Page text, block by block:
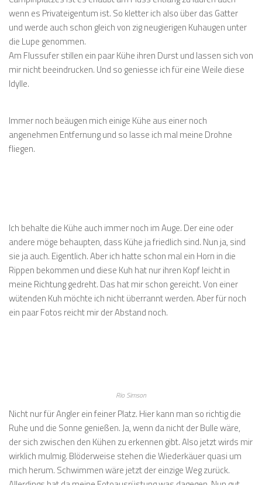
wenn es Privateigentum ist. So kletter ich also über das Gatter
und werde auch schon gleich von zig neugierigen Kuhaugen unter
die Lupe genommen.
Am Flussufer stillen ein paar Kühe ihren Durst und lassen sich von
mir nicht beeindrucken. Und so geniesse ich für eine Weile diese
Idylle.
Immer noch beäugen mich einige Kühe aus einer noch
angenehmen Entfernung und so lasse ich mal meine Drohne
fliegen.
Ich behalte die Kühe auch immer noch im Auge. Der eine oder
andere möge behaupten, dass Kühe ja friedlich sind. Nun ja, sind
sie ja auch. Eigentlich. Aber ich hatte schon mal ein Horn in die
Rippen bekommen und diese Kuh hat nur ihren Kopf leicht in
meine Richtung gedreht. Das hat mir schon gereicht. Von einer
wütenden Kuh möchte ich nicht überrannt werden. Aber für noch
ein paar Fotos reicht mir der Abstand noch.
Rio Simson
Nicht nur für Angler ein feiner Platz. Hier kann man so richtig die
Ruhe und die Sonne genießen. Ja, wenn da nicht der Bulle wäre,
der sich zwischen den Kühen zu erkennen gibt. Also jetzt wirds mir
wirklich mulmig. Blöderweise stehen die Wiederkäuer quasi um
mich herum. Schwimmen wäre jetzt der einzige Weg zurück.